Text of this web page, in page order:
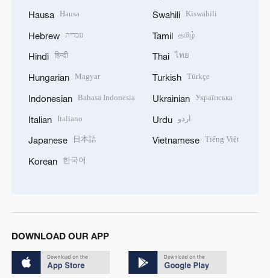
Hausa Hausa
Hebrew עברית
Hindi हिन्दी
Hungarian Magyar
Indonesian Bahasa Indonesia
Italian Italiano
Japanese 日本語
Korean 한국어
Swahili Kiswahili
Tamil தமிழ்
Thai ไทย
Turkish Türkçe
Ukrainian Українська
Urdu اردو
Vietnamese Tiếng Việt
DOWNLOAD OUR APP